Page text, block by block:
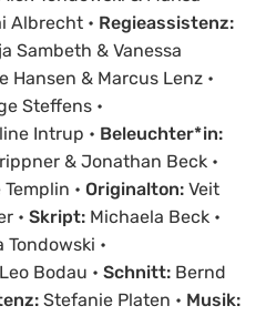
Albrecht • Regieassistenz:
Sambeth & Vanessa
Hansen & Marcus Lenz •
Steffens •
Intrup • Beleuchter*in:
& Jonathan Beck •
Templin •Originalton: Veit
•Skript: Michaela Beck •
Tondowski •
Leo Bodau •Schnitt: Bernd
Stefanie Platen • Musik: